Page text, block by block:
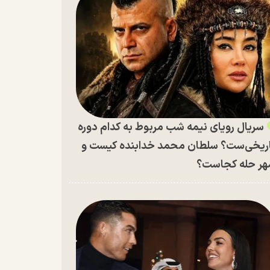
سریال رویای نیمه شب مربوط به کدام دوره
سلطان محمد خدابنده کیست و
حله کجاست؟